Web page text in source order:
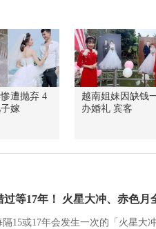
遭抛弃 4
嫁
越南姐妹因缺钱
办婚礼 宾客
过等17年！ 火星大冲、赤色月
隔15或17年会发生一次的「火星大